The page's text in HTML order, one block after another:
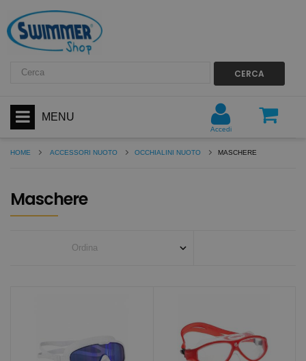
CERCA
MENU
Accedi
HOME ACCESSORI NUOTO OCCHIALINI NUOTO MASCHERE
Maschere